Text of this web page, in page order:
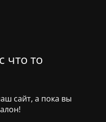
что то
сайт, а пока вы